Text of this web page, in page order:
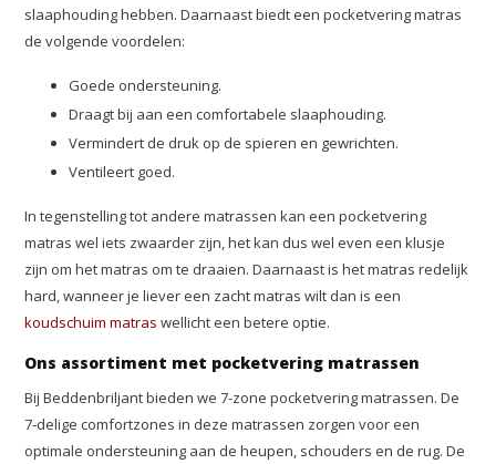
slaaphouding hebben. Daarnaast biedt een pocketvering matras
de volgende voordelen:
Goede ondersteuning.
Draagt bij aan een comfortabele slaaphouding.
Vermindert de druk op de spieren en gewrichten.
Ventileert goed.
In tegenstelling tot andere matrassen kan een pocketvering
matras wel iets zwaarder zijn, het kan dus wel even een klusje
zijn om het matras om te draaien. Daarnaast is het matras redelijk
hard, wanneer je liever een zacht matras wilt dan is een
koudschuim matras wellicht een betere optie.
Ons assortiment met pocketvering matrassen
Bij Beddenbriljant bieden we 7-zone pocketvering matrassen. De
7-delige comfortzones in deze matrassen zorgen voor een
optimale ondersteuning aan de heupen, schouders en de rug. De